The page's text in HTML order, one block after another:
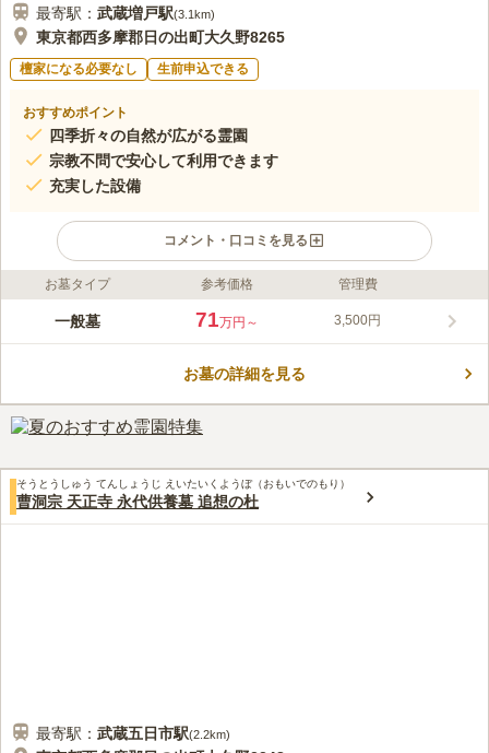
最寄駅： 武蔵増戸駅(3.1km)
東京都西多摩郡日の出町大久野8265
檀家になる必要なし 生前申込できる
おすすめポイント
四季折々の自然が広がる霊園
宗教不問で安心して利用できます
充実した設備
コメント・口コミを見る
ライフドット編集部のコメント
菖蒲の里は、1991年に開園した、宗教不問で利用できる西多摩
梅の花が満開となり、秋の彼岸には色とりどりに染まった紅葉を
園内も管理が行き届いており、清潔感があります。
口コミ評価
お墓タイプ 参考価格 管理費
一般墓 71万円～ 3,500円
お墓の詳細を見る
そうとうしゅう てんしょうじ えいたいくようぼ（おもいでのもり）
曹洞宗 天正寺 永代供養墓 追想の杜
最寄駅： 武蔵五日市駅(2.2km)